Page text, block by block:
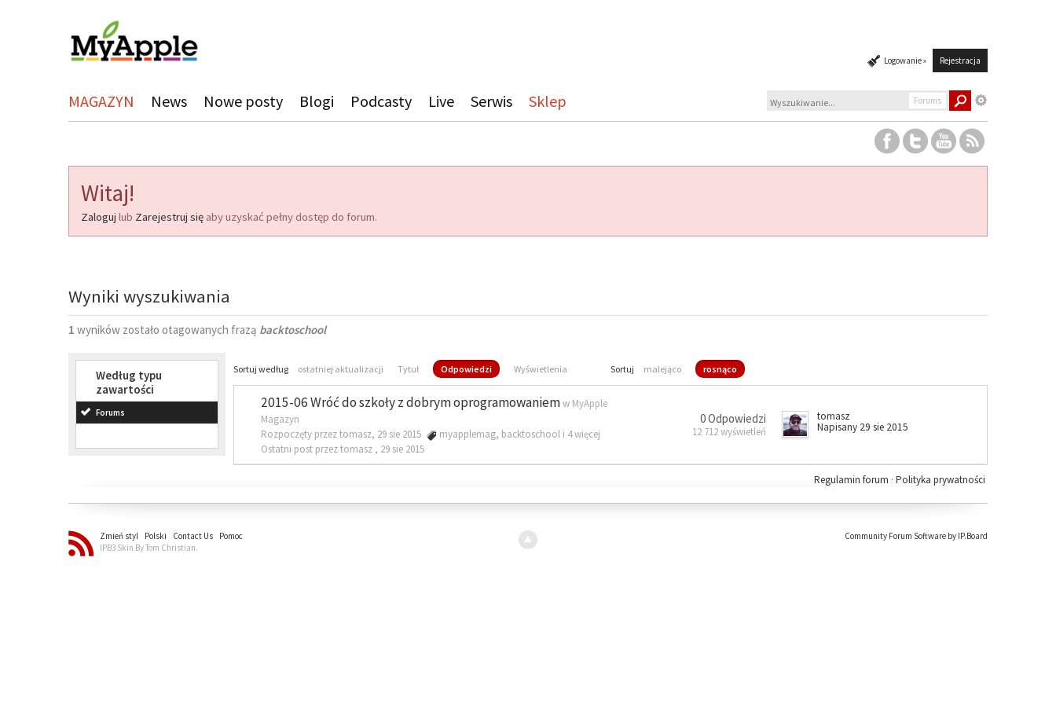
Logowanie » Rejestracja
MAGAZYN News Nowe posty Blogi Podcasty Live Serwis Sklep Forums
Witaj!
Zaloguj lub Zarejestruj się aby uzyskać pełny dostęp do forum.
Wyniki wyszukiwania
1 wyników zostało otagowanych frazą backtoschool
Według typu
zawartości
Forums
Sortuj według ostatniej aktualizacji Tytuł Odpowiedzi Wyświetlenia Sortuj malejąco rosnąco
2015-06 Wróć do szkoły z dobrym oprogramowaniemw MyApple
Magazyn
Rozpoczęty przez tomasz, 29 sie 2015
myapplemag, backtoschool i 4 więcej
Ostatni post przez tomasz , 29 sie 2015
0 Odpowiedzi
12 712 wyświetleń
tomasz
Napisany 29 sie 2015
Polityka prywatności
Regulamin forum ·
Zmień styl Polski Contact Us
Pomoc
IPB3 Skin By Tom Christian.
Community Forum Software by IP.Board